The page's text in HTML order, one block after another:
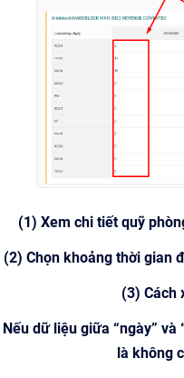
(1) Xem chi tiết quỹ
(2) Chọn khoảng thời gian
(3) Cách
Nếu dữ liệu giữa “ngày” và
là không